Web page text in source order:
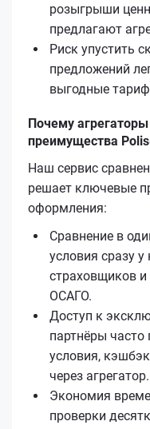
розыгрыши
предлагают
Риск упустить
предложений
выгодные
Почему
преимущества
Наш сервис
решает ключевые
оформления:
Сравнение в
условия сразу
страховщиков
ОСАГО.
Доступ к
партнёры
условия,
через агрегатор.
Экономия
проверки